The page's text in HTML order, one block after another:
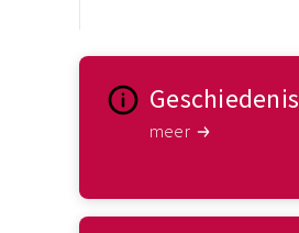
Geschiedenis
meer